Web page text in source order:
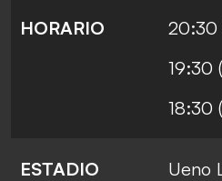
HORARIO
20:30
19:30
18:30
ESTADIO Ueno